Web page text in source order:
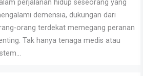
perjalanan hidup seseorang yang
demensia, dukungan dari
orang terdekat memegang peranan
Tak hanya tenaga medis atau